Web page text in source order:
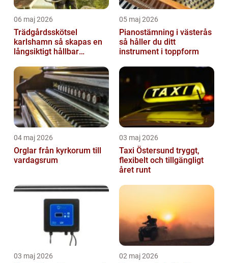
06 maj 2026
Trädgårdsskötsel
karlshamn så skapas en
långsiktigt hållbar
05 maj 2026
Pianostämning i västerås
så håller du ditt
instrument i toppform
04 maj 2026
Orglar från kyrkorum till
vardagsrum
03 maj 2026
Taxi Östersund tryggt,
flexibelt och tillgängligt
året runt
03 maj 2026 02 maj 2026